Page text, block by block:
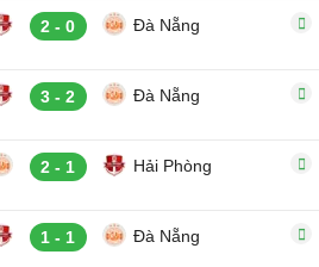
2 - 0 Đà Nẵng
3 - 2 Đà Nẵng
2 - 1 Hải Phòng
1 - 1 Đà Nẵng